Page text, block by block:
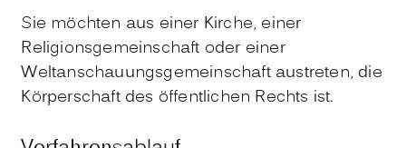
Sie möchten aus einer Kirche, einer
Religionsgemeinschaft oder einer
Weltanschauungsgemeinschaft austreten, die
Körperschaft des öffentlichen Rechts ist.